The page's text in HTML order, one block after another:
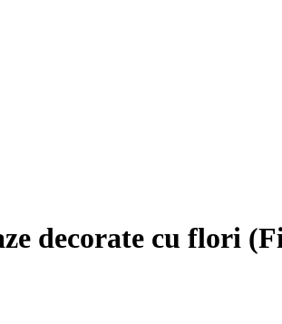
decorate cu flori